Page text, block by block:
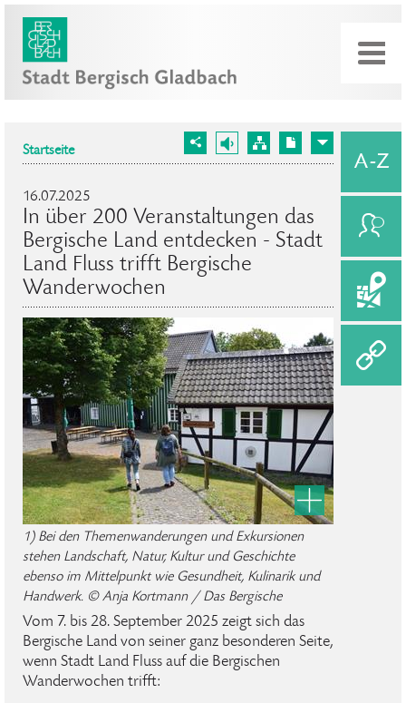
Startseite
16.07.2025
In über 200 Veranstaltungen das
Bergische Land entdecken - Stadt
Land Fluss trifft Bergische
Wanderwochen
1) Bei den Themenwanderungen und Exkursionen
stehen Landschaft, Natur, Kultur und Geschichte
ebenso im Mittelpunkt wie Gesundheit, Kulinarik und
Handwerk. © Anja Kortmann / Das Bergische
Vom 7. bis 28. September 2025 zeigt sich das
Bergische Land von seiner ganz besonderen Seite,
wenn Stadt Land Fluss auf die Bergischen
Wanderwochen trifft: